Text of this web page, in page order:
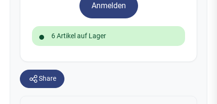
Anmelden
6 Artikel auf Lager
Share